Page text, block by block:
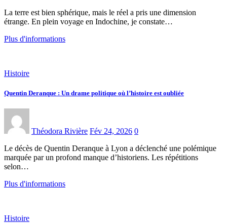
La terre est bien sphérique, mais le réel a pris une dimension
étrange. En plein voyage en Indochine, je constate…
Plus d'informations
Histoire
Quentin Deranque : Un drame politique où l’histoire est oubliée
Théodora Rivière Fév 24, 2026 0
Le décès de Quentin Deranque à Lyon a déclenché une polémique
marquée par un profond manque d’historiens. Les répétitions
selon…
Plus d'informations
Histoire